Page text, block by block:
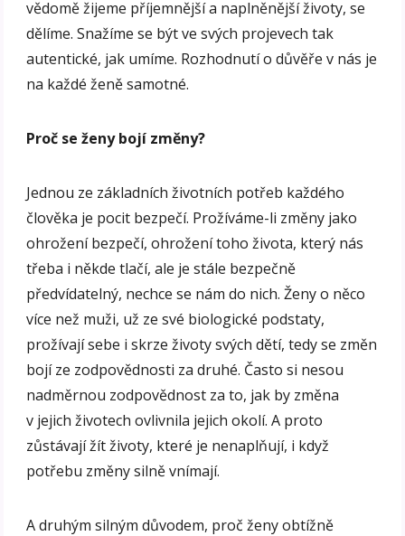
vědomě žijeme příjemnější a naplněnější životy, se
dělíme. Snažíme se být ve svých projevech tak
autentické, jak umíme. Rozhodnutí o důvěře v nás je
na každé ženě samotné.
Proč se ženy bojí změny?
Jednou ze základních životních potřeb každého
člověka je pocit bezpečí. Prožíváme-li změny jako
ohrožení bezpečí, ohrožení toho života, který nás
třeba i někde tlačí, ale je stále bezpečně
předvídatelný, nechce se nám do nich. Ženy o něco
více než muži, už ze své biologické podstaty,
prožívají sebe i skrze životy svých dětí, tedy se změn
bojí ze zodpovědnosti za druhé. Často si nesou
nadměrnou zodpovědnost za to, jak by změna
v jejich životech ovlivnila jejich okolí. A proto
zůstávají žít životy, které je nenaplňují, i když
potřebu změny silně vnímají.
A druhým silným důvodem, proč ženy obtížně